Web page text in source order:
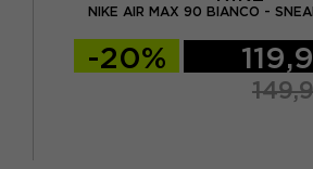
NIKE AIR MAX 90 BIANCO -
-20%